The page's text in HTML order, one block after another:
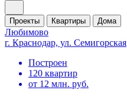
Проекты Квартиры Дома
Любимово
г. Краснодар, ул. Семигорская
Построен
120 квартир
от 12 млн. руб.